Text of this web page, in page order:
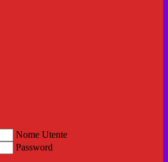
Nome Utente
Password